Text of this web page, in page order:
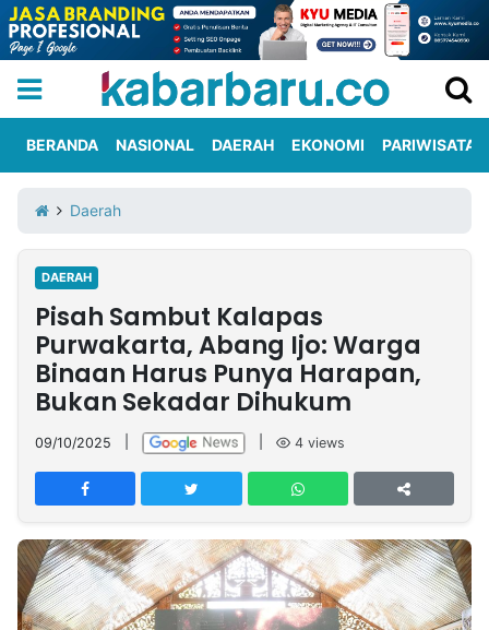
Iklan
Berita
Kami
Nasional
International
Olahraga
Entertainment
Daerah
Pariwisata
Kuliner
Kolom
Network
PT
TREETAN
MULTIMEDIA
INDONESIA
Partner
BERANDA NASIONAL DAERAH EKONOMI PARIWISATA
Daerah
DAERAH
Pisah Sambut Kalapas
Purwakarta, Abang Ijo: Warga
Binaan Harus Punya Harapan,
Bukan Sekadar Dihukum
09/10/2025 4 views